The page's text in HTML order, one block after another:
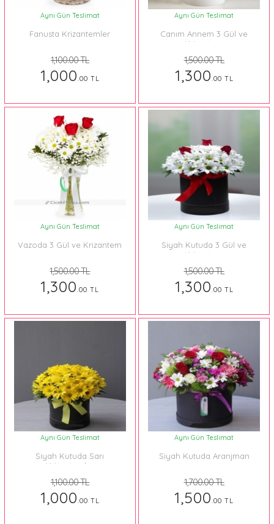
Aynı Gün Teslimat
Fanusta Krizantemler
1,100.00 TL
1,000.00 TL
Aynı Gün Teslimat
Canım Annem 3 Gül ve
Krizantem
1,500.00 TL
1,300.00 TL
Aynı Gün Teslimat
Vazoda 3 Gül ve Krizantem
1,500.00 TL
1,300.00 TL
Aynı Gün Teslimat
Siyah Kutuda 3 Gül ve
Krizantem
1,500.00 TL
1,300.00 TL
Aynı Gün Teslimat
Siyah Kutuda Sarı
Krizantemler
1,100.00 TL
1,000.00 TL
Aynı Gün Teslimat
Siyah Kutuda Aranjman
1,700.00 TL
1,500.00 TL